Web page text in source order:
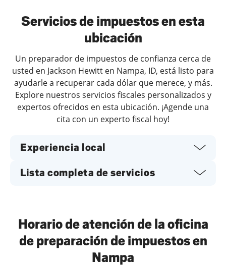
Servicios de impuestos en esta
ubicación
Un preparador de impuestos de confianza cerca de
usted en Jackson Hewitt en Nampa, ID, está listo para
ayudarle a recuperar cada dólar que merece, y más.
Explore nuestros servicios fiscales personalizados y
expertos ofrecidos en esta ubicación. ¡Agende una
cita con un experto fiscal hoy!
Experiencia local
Lista completa de servicios
Horario de atención de la oficina
de preparación de impuestos en
Nampa